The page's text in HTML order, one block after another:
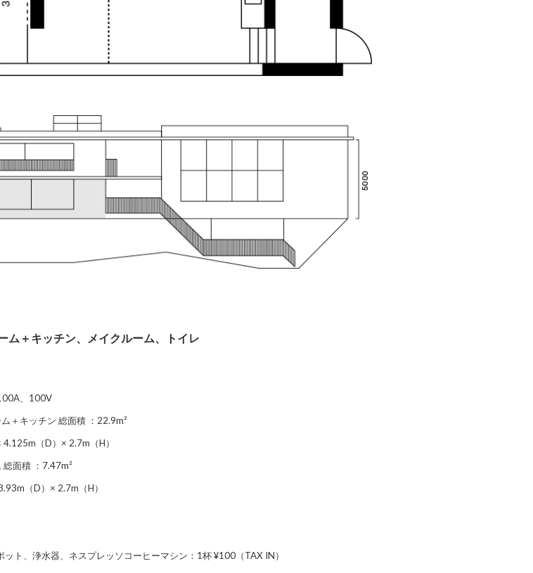
ム＋キッチン、メイクルーム、トイレ
、100V
＋キッチン 総面積 ：22.9m²
（D）× 2.7m（H）
総面積 ：7.47m²
（D）× 2.7m（H）
ット、浄水器、ネスプレッソコーヒーマシン：1杯 ¥100（TAX IN）